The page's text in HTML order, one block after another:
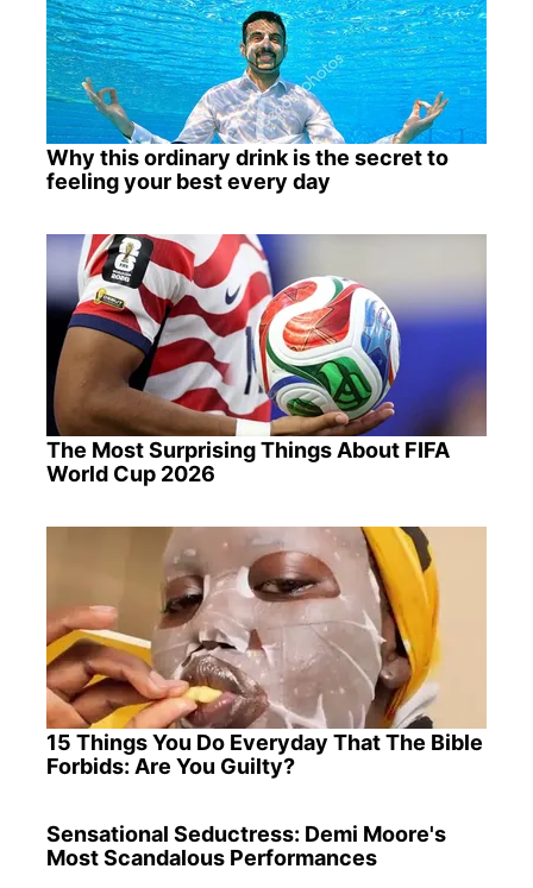
Why this ordinary drink is the secret to
feeling your best every day
The Most Surprising Things About FIFA
World Cup 2026
15 Things You Do Everyday That The Bible
Forbids: Are You Guilty?
Sensational Seductress: Demi Moore's
Most Scandalous Performances